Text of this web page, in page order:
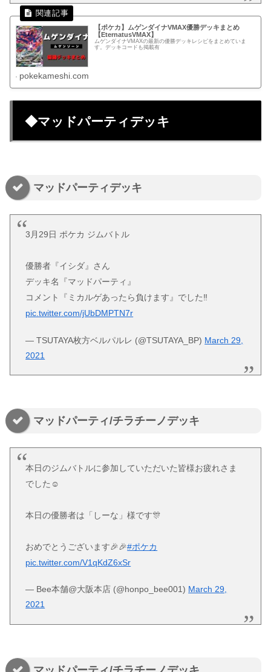
【ポケカ】ムゲンダイナVMAX優勝デッキまとめ
【EternatusVMAX】
ムゲンダイナVMAXの最新の優勝デッキレシピをまとめていま
す。デッキコードも掲載有
pokekameshi.com
◆マッドパーティデッキ
マッドパーティデッキ
3月29日 ポケカ ジムバトル
優勝者『イシダ』さん
デッキ名『マッドパーティ』
コメント『ミカルゲあったら負けます』でした‼
pic.twitter.com/jUbDMPTN7r
— TSUTAYA枚方ベルパルレ (@TSUTAYA_BP) March 29,
2021
マッドパーティ/チラチーノデッキ
本日のジムバトルに参加していただいた皆様お疲れさま
でした☺️
本日の優勝者は「しーな」様です🎊
おめでとうございます🎉🎉#ポケカ
pic.twitter.com/V1qKdZ6xSr
— Bee本舗@大阪本店 (@honpo_bee001) March 29,
2021